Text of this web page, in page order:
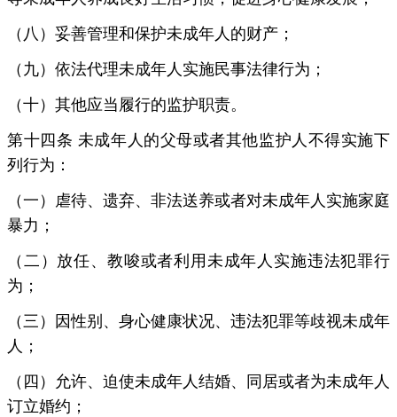
（八）妥善管理和保护未成年人的财产；
（九）依法代理未成年人实施民事法律行为；
（十）其他应当履行的监护职责。
第十四条 未成年人的父母或者其他监护人不得实施下
列行为：
（一）虐待、遗弃、非法送养或者对未成年人实施家庭
暴力；
（二）放任、教唆或者利用未成年人实施违法犯罪行
为；
（三）因性别、身心健康状况、违法犯罪等歧视未成年
人；
（四）允许、迫使未成年人结婚、同居或者为未成年人
订立婚约；